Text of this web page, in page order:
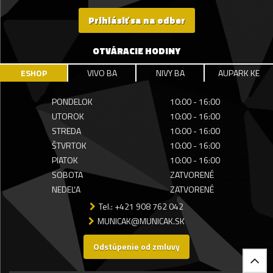
Prihlásiť sa na odber
OTVÁRACIE HODINY
ESHOP VIVO BA NIVY BA AUPARK KE
PONDELOK
10:00 - 16:00
UTOROK
10:00 - 16:00
STREDA
10:00 - 16:00
ŠTVRTOK
10:00 - 16:00
PIATOK
10:00 - 16:00
SOBOTA
ZATVORENÉ
NEDEĽA
ZATVORENÉ
Tel.: +421 908 762 042
MUNICAK@MUNICAK.SK
Odstúpenie od zmluvy